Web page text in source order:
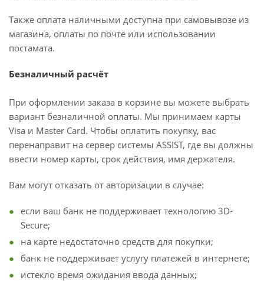
Также оплата наличными доступна при самовывозе из
магазина, оплаты по почте или использовании
постамата.
Безналичный расчёт
При оформлении заказа в корзине вы можете выбрать
вариант безналичной оплаты. Мы принимаем карты
Visa и Master Card. Чтобы оплатить покупку, вас
перенаправит на сервер системы ASSIST, где вы должны
ввести номер карты, срок действия, имя держателя.
Вам могут отказать от авторизации в случае:
если ваш банк не поддерживает технологию 3D-
Secure;
на карте недостаточно средств для покупки;
банк не поддерживает услугу платежей в интернете;
истекло время ожидания ввода данных;